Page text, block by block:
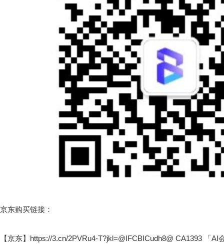
京东购买链接：
【京东】https://3.cn/2PVRu4-T?jkl=@IFCBICudh8@ CA1393 「